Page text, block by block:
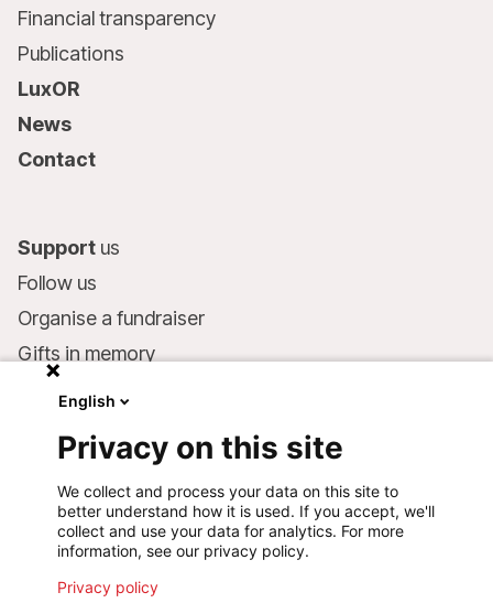
Financial transparency
Publications
LuxOR
News
Contact
Support us
Follow us
Organise a fundraiser
Gifts in memory
MSF in your will
Make a donation
Bank account:
LU75 1111 0000 4848 0000
Behavioural Commitments
English
Privacy on this site
We collect and process your data on this site to
better understand how it is used. If you accept, we'll
collect and use your data for analytics. For more
information, see our privacy policy.
Privacy policy